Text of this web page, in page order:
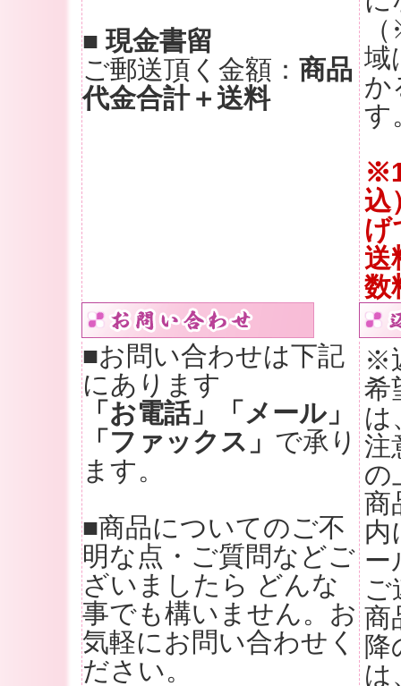
■ 現金書留
ご郵送頂く金額： 商品
代金合計＋送料
域
か
す
込
げ
送
数
■お問い合わせは下記
にあります
「お電話」「メール」
「ファックス」 で承り
ます。
■商品についてのご不
明な点・ご質問などご
ざいましたら どんな
事でも構いません。お
気軽にお問い合わせく
ださい。
※
希
は
注
の
商
内
ー
ご
商
降
は